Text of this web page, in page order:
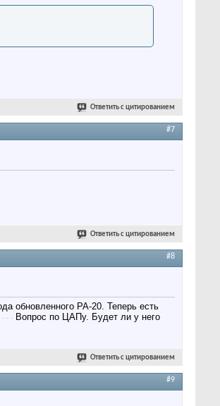
Ответить с цитированием
#7
Ответить с цитированием
#8
обновленного PA-20. Теперь есть
- - - Вопрос по ЦАПу. Будет ли у него
Ответить с цитированием
#9